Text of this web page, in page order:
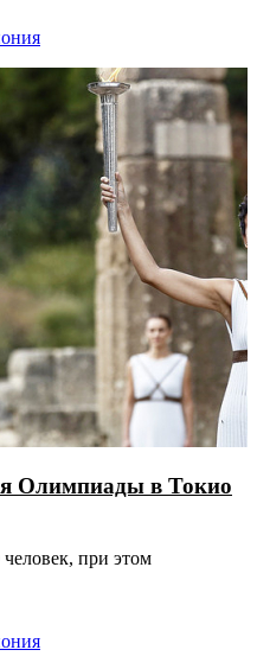
Олимпиады в Токио
при этом